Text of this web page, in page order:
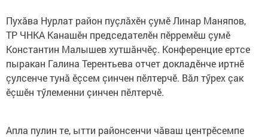
Пухăва Нурлат район пуçлăхӗн çумӗ Линар Маняпов,
ТР ЧНКА Канашӗн председателӗн пӗрремӗш çумӗ
Константин Малышев хутшăнчӗç. Конференцие ертсе
пыракан Галина Терентьева отчет докладӗнче иртнӗ
çулсенче тунă ӗçсем çинчен пӗлтерчӗ. Вăл тӳрех çак
ӗçшӗн тӳлеменни çинчен пӗлтерчӗ.
Апла пулин те, ытти районсенчи чăваш центрӗсемпе